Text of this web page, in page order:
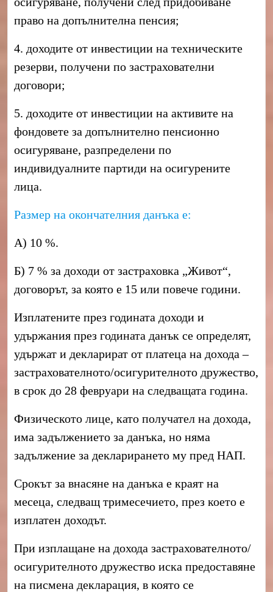
право на допълнителна пенсия;
4. доходите от инвестиции на техническите
резерви, получени по застрахователни
договори;
5. доходите от инвестиции на активите на
фондовете за допълнително пенсионно
осигуряване, разпределени по
индивидуалните партиди на осигурените
лица.
Размер на окончателния данъка е:
А) 10 %.
Б) 7 % за доходи от застраховка „Живот“,
договорът, за която е 15 или повече години.
Изплатените през годината доходи и
удържания през годината данък се определят,
удържат и декларират от платеца на дохода –
застрахователното/осигурителното дружество,
в срок до 28 февруари на следващата година.
Физическото лице, като получател на дохода,
има задължението за данъка, но няма
задължение за декларирането му пред НАП.
Срокът за внасяне на данъка е краят на
месеца, следващ тримесечието, през което е
изплатен доходът.
При изплащане на дохода застрахователното/
осигурителното дружество иска предоставяне
на писмена декларация, в която се